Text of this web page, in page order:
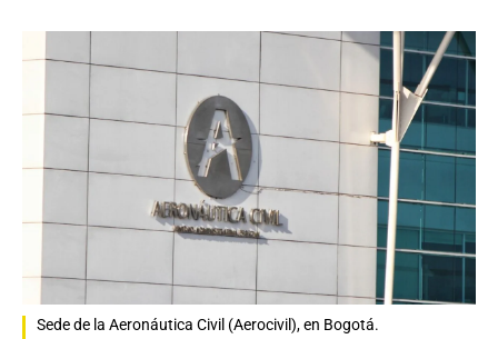
Sede de la Aeronáutica Civil (Aerocivil), en Bogotá.